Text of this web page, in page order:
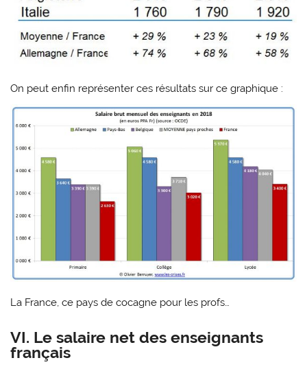
On peut enfin représenter ces résultats sur ce graphique :
La France, ce pays de cocagne pour les profs…
VI. Le salaire net des enseignants
français